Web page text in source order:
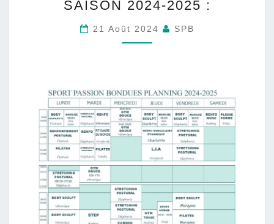
2024-
2025
:
SAISON 2024-2025 :
21 Août 2024 SPB